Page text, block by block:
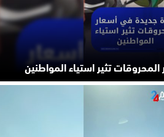
تثير استياء المواطنين